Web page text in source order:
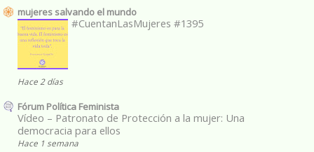
mujeres salvando el mundo
#CuentanLasMujeres #1395
Hace 2 días
Fórum Política Feminista
Vídeo – Patronato de Protección a la mujer: Una
democracia para ellos
Hace 1 semana